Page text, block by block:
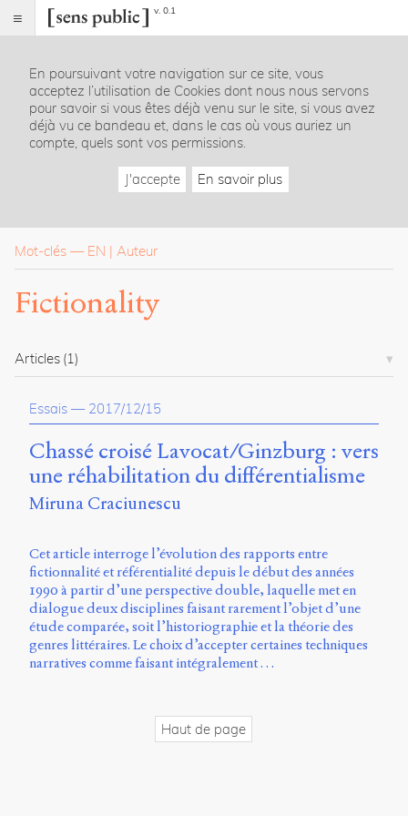
v. 0.1
Index
Rubriques
Essais
La
revue
Présentation
Publier
À
propos
du
site
Archipel
Mastodon
Université
de
Sherbrooke
En poursuivant votre navigation sur ce site, vous
acceptez l’utilisation de Cookies dont nous nous servons
pour savoir si vous êtes déjà venu sur le site, si vous avez
déjà vu ce bandeau et, dans le cas où vous auriez un
compte, quels sont vos permissions.
J'accepte En savoir plus
Mot-clés — EN Auteur
Fictionality
Articles (1)
Essais — 2017/12/15
Chassé croisé Lavocat/Ginzburg : vers
une réhabilitation du différentialisme
Miruna Craciunescu
Cet article interroge l’évolution des rapports entre
fictionnalité et référentialité depuis le début des années
1990 à partir d’une perspective double, laquelle met en
dialogue deux disciplines faisant rarement l’objet d’une
étude comparée, soit l’historiographie et la théorie des
genres littéraires. Le choix d’accepter certaines techniques
narratives comme faisant intégralement …
Haut de page